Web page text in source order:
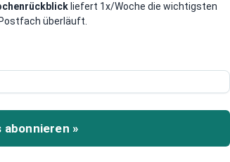
was uns
liefert 1x/Woche die wichtigsten
überläuft.
abonnieren »